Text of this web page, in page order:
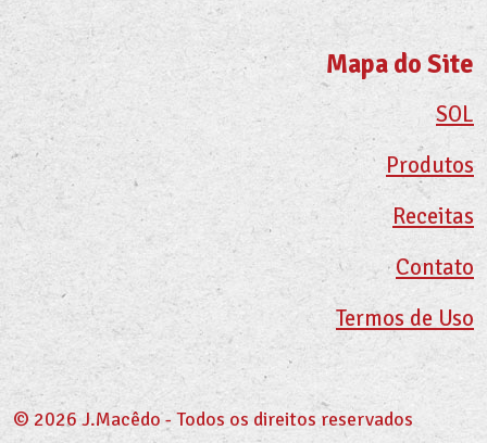
Mapa do Site
SOL
Produtos
Receitas
Contato
Termos de Uso
© 2026 J.Macêdo - Todos os direitos reservados